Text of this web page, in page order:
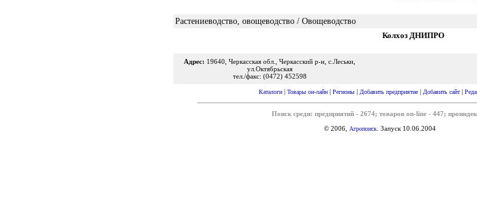
Растениеводство, овощеводство / Овощеводство
Колхоз ДНИПРО
Адрес: 19640, Черкасская обл., Черкасский р-н, с.Леськи,
ул.Октябрьская
тел./факс: (0472) 452598
Каталоги | Товары он-лайн | Регионы | Добавить предприятие | Добавить сайт|
Поиск среди: предприятий - 2674; товаров on-line - 447;
© 2006,
Агропоиск . Запуск 10.06.2004